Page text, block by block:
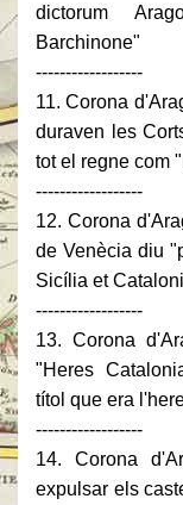
dictorum
Barchinone"
------------------
11. Corona
duraven les
tot el regne com
------------------
12. Corona
de Venècia diu
Sicília et
------------------
13. Corona
"Heres
títol que era
------------------
14. Corona
expulsar els